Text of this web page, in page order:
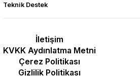
Teknik Destek
İletişim
KVKK Aydınlatma Metni
Çerez Politikası
Gizlilik Politikası